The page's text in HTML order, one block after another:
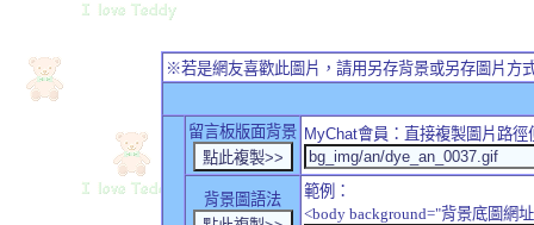
※若是網友喜歡此圖片，請用另存背景或另存圖片方
留言板版面背景 MyChat會員：直接複製圖片路
背景圖語法
範例：
<body background="背景底圖網